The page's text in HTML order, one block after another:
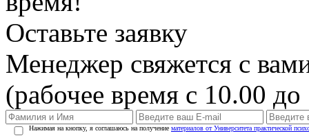
Оставьте заявку
Менеджер свяжется с
(рабочее время с 10.00
Нажимая на кнопку, я соглашаюсь на получение материалов от Университета практической